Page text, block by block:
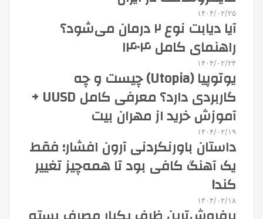
۱۴۰۴/۰۲/۲۵
آیا دیابت نوع ۲ درمان می‌شود؟
راهنمای کامل ۱۴۰۴
۱۴۰۴/۰۲/۲۴
یوتوپیا (Utopia) چیست و چه
کاربردی دارد؟ معرفی کامل UUSD +
آموزش خرید از مهران بیت
۱۴۰۴/۰۲/۱۹
داستان باورنکردنی آرون افشار؛ فقط
یک آهنگ کافی بود تا همه‌چیز تغییر
کند!
۱۴۰۴/۰۲/۱۸